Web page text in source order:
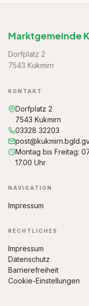
Marktgemeinde
Dorfplatz 2
7543 Kukmirn
KONTAKT
Dorfplatz 2
7543 Kukmirn
03328 32203
Montag bis Freitag:
17.00 Uhr
NAVIGATION
Impressum
RECHTLICHES
Impressum
Datenschutz
Barrierefreiheit
Cookie-Einstellungen